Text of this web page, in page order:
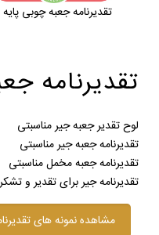
تقدیرنامه جعبه چوبی پایه
تقدیرنامه
لوح تقدیر جعبه جیر مناسبتی
تقدیرنامه جعبه جیر مناسبتی
تقدیرنامه جعبه مخمل مناسبتی
تقدیرنامه جیر برای تقدیر و
مشاهده نمونه های